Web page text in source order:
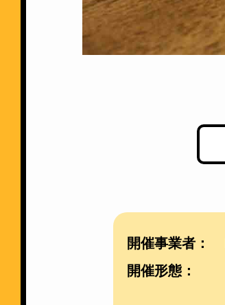
開催事業者：
開催形態：